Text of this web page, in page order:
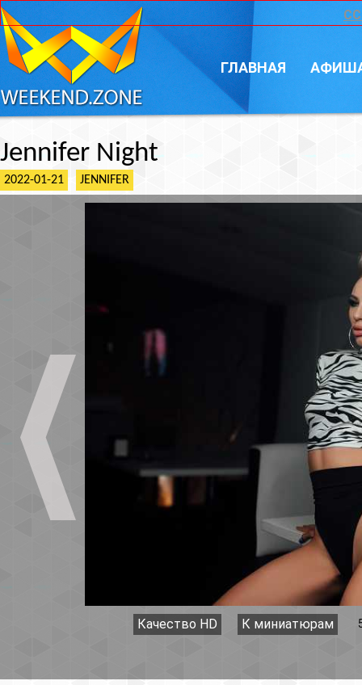
ГЛАВНАЯ
Jennifer Night
2022-01-21 JENNIFER
Качество HD К миниатюрам